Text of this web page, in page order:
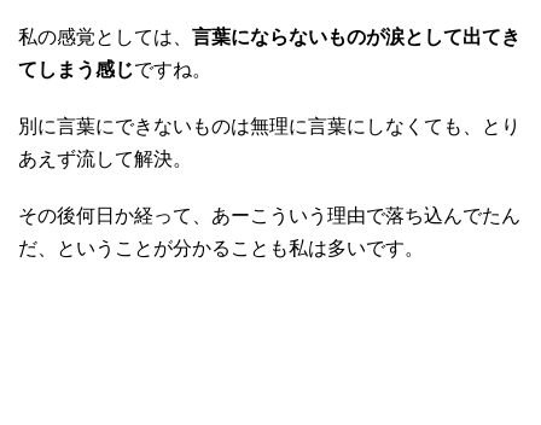
私の感覚としては、 言葉にならないものが涙として出てき
てしまう感じですね。
別に言葉にできないものは無理に言葉にしなくても、とり
あえず流して解決。
その後何日か経って、あーこういう理由で落ち込んでたん
だ、ということが分かることも私は多いです。